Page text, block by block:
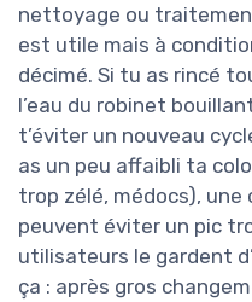
nettoyage ou
est utile mais à
décimé. Si tu as rincé
l’eau du robinet
t’éviter un nouveau
as un peu affaibli ta
trop zélé, médocs), une
peuvent éviter un pic
utilisateurs le gardent
ça : après gros